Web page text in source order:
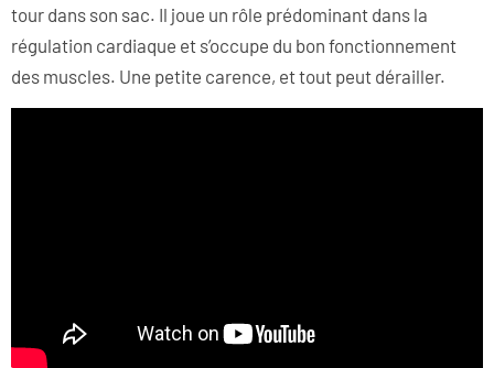
tour dans son sac. Il joue un rôle prédominant dans la
régulation cardiaque et s’occupe du bon fonctionnement
des muscles. Une petite carence, et tout peut dérailler.